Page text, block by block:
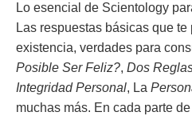
Lo esencial de Scientology
Las respuestas básicas que
existencia, verdades para
Posible Ser Feliz?, Dos
Integridad Personal, La
muchas más. En cada parte